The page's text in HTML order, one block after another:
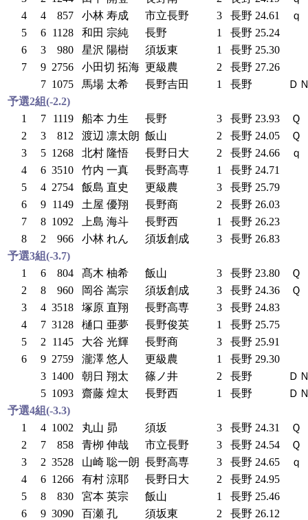
4
4 857 小林 寿成 市立長野 3 長野 24.61
ｑ
5
6 1128 和田 宗純 長野 1 長野 25.24
6
3 980 星沢 陽樹 須坂東 1 長野 25.30
7
9 2756 小田切 拓海 更級農 2 長野 27.26
7 1075 馬場 太希 長野吉田 1 長野
Ｄ
予選2組(-2.2)
1
7 1119 船本 力生 長野 3 長野 23.93
Ｑ
2
3 812 渡辺 凛太朗 飯山 2 長野 24.05
Ｑ
3
5 1268 北村 隆悟 長野日大 2 長野 24.66
ｑ
4
6 3510 竹内 一真 長野高専 1 長野 24.71
5
4 2754 飯島 直史 更級農 3 長野 25.79
6
9 1149 土屋 優翔 長野商 2 長野 26.03
7
8 1092 上島 海斗 長野西 1 長野 26.23
8
2 966 小林 れん 須坂創成 3 長野 26.83
予選3組(-3.7)
1
6 804 髙木 柚希 飯山 3 長野 23.80
Ｑ
2
8 960 岡谷 嵩宗 須坂創成 3 長野 24.36
Ｑ
3
4 3518 塚原 直翔 長野高専 3 長野 24.83
4
7 3128 樋口 亜夢 長野俊英 1 長野 25.75
5
2 1145 大谷 光輝 長野商 3 長野 25.91
6
9 2759 瀧澤 悠人 更級農 1 長野 29.30
3 1400 朝日 翔太 篠ノ井 2 長野
Ｄ
5 1093 齋藤 煌太 長野西 1 長野
Ｄ
予選4組(-3.3)
1
4 1002 丸山 昴 須坂 3 長野 24.31
Ｑ
2
7 858 青栁 伸哉 市立長野 3 長野 24.54
Ｑ
3
2 3528 山崎 聡一朗 長野高専 3 長野 24.65
ｑ
4
6 1266 有村 涼耶 長野日大 2 長野 24.95
5
8 830 宮本 英宗 飯山 1 長野 25.46
6
9 3090 百瀬 孔 須坂東 2 長野 26.12